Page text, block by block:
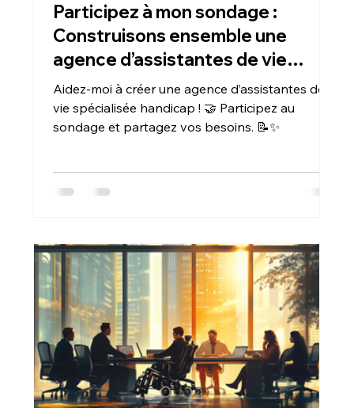
Participez à mon sondage :
Construisons ensemble une
agence d’assistantes de vie
spécialisée handicap !
Aidez-moi à créer une agence d’assistantes de
vie spécialisée handicap ! 🤝 Participez au
sondage et partagez vos besoins. 📝✨